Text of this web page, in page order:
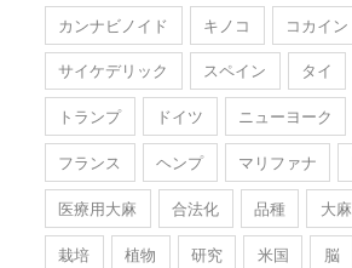
カンナビノイド
キノコ
コカイン
サイケデリック
スペイン タイ
トランプ
ドイツ ニューヨーク
フランス
ヘンプ マリファナ
医療用大麻
合法化 品種 大麻
栽培
植物 研究 米国 脳